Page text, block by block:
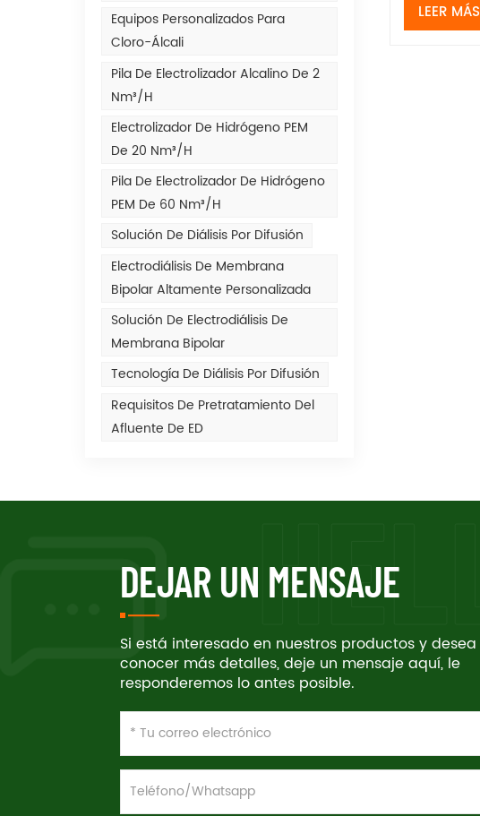
Equipos Personalizados Para
Cloro-Álcali
Pila De Electrolizador Alcalino De 2
Nm³/h
Electrolizador De Hidrógeno PEM
De 20 Nm³/h
Pila De Electrolizador De Hidrógeno
PEM De 60 Nm³/h
Solución De Diálisis Por Difusión
Electrodiálisis De Membrana
Bipolar Altamente Personalizada
Solución De Electrodiálisis De
Membrana Bipolar
Tecnología De Diálisis Por Difusión
Requisitos De Pretratamiento Del
Afluente De ED
LEER MÁS
DEJAR UN MENSAJE
Si está interesado en nuestros productos y desea
conocer más detalles, deje un mensaje aquí, le
responderemos lo antes posible.